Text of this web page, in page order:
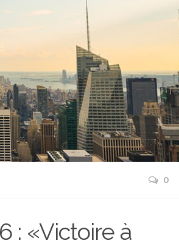
0
: «Victoire à